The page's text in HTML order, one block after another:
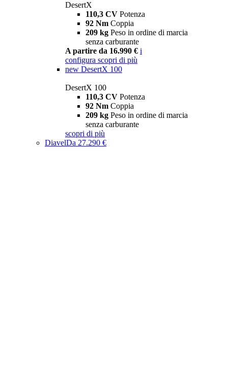
DesertX
110,3 CV Potenza
92 Nm Coppia
209 kg Peso in ordine di marcia
senza carburante
A partire da 16.990 € i
configura scopri di più
new DesertX 100
DesertX 100
110,3 CV Potenza
92 Nm Coppia
209 kg Peso in ordine di marcia
senza carburante
scopri di più
DiavelDa 27.290 €